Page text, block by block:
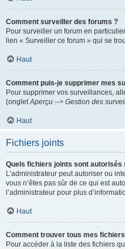
Comment surveiller des forums ?
Pour surveiller un forum en
lien « Surveiller ce forum » qui se
Haut
Comment puis-je supprimer mes
Pour supprimer vos surveillances,
(ongletAperçu --> Gestion des
Haut
Fichiers joints
Quels fichiers joints sont autorisés
L’administrateur peut autoriser ou
vous n’êtes pas sûr de ce qui est
l’administrateur pour plus
Haut
Comment trouver tous mes
Pour accéder à la liste des fichiers